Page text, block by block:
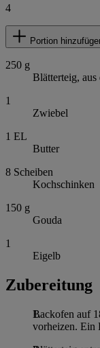
4
Portion
250 g
Blätterteig,
1
Zwiebel
1 EL
Butter
8 Scheiben
Kochschinken
150 g
Gouda
1
Eigelb
Zubereitung
Backofen auf
vorheizen. Ein